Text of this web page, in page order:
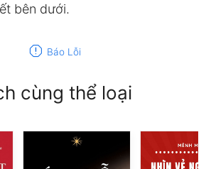
bên dưới.
report Báo Lỗi
cùng thể loại